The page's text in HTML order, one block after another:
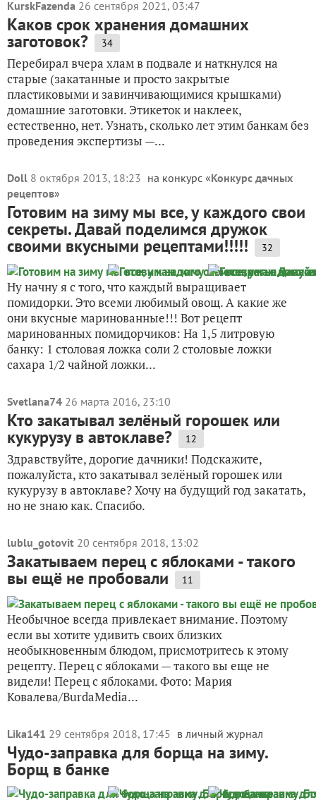
KurskFazenda 26 сентября 2021, 03:47
Каков срок хранения домашних
заготовок? 34
Перебирал вчера хлам в подвале и наткнулся на
старые (закатанные и просто закрытые
пластиковыми и завинчивающимися крышками)
домашние заготовки. Этикеток и наклеек,
естественно, нет. Узнать, сколько лет этим банкам без
проведения экспертизы —...
Doll 8 октября 2013, 18:23 на конкурс «Конкурс дачных
рецептов»
Готовим на зиму мы все, у каждого свои
секреты. Давай поделимся дружок
своими вкусными рецептами!!!!! 32
Ну начну я с того, что каждый выращивает
помидорки. Это всеми любимый овощ. А какие же
они вкусные маринованные!!! Вот рецепт
маринованных помидорчиков: На 1,5 литровую
банку: 1 столовая ложка соли 2 столовые ложки
сахара 1/2 чайной ложки...
Svetlana74 26 марта 2016, 23:10
Кто закатывал зелёный горошек или
кукурузу в автоклаве? 12
Здравствуйте, дорогие дачники! Подскажите,
пожалуйста, кто закатывал зелёный горошек или
кукурузу в автоклаве? Хочу на будущий год закатать,
но не знаю как. Спасибо.
lublu_gotovit 20 сентября 2018, 13:02
Закатываем перец с яблоками - такого
вы ещё не пробовали 11
Необычное всегда привлекает внимание. Поэтому
если вы хотите удивить своих близких
необыкновенным блюдом, присмотритесь к этому
рецепту. Перец с яблоками — такого вы еще не
видели! Перец с яблоками. Фото: Мария
Ковалева/BurdaMedia...
Lika141 29 сентября 2018, 17:45 в личный журнал
Чудо-заправка для борща на зиму.
Борщ в банке